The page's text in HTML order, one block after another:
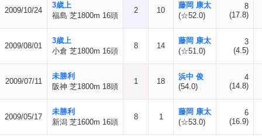
2009/10/24
3歳上
福島 芝1800m 16頭
2 10
藤岡 康太
(☆52.0)
8
(17.8)
2009/08/01
3歳上
小倉 芝1800m 16頭
8 14
藤岡 康太
(☆51.0)
3
(4.5)
2009/07/11
未勝利
阪神 芝1800m 18頭
1 18
浜中 俊
(54.0)
4
(14.8)
2009/05/17
未勝利
新潟 芝1600m 16頭
8 1
藤岡 康太
(☆53.0)
6
(16.9)